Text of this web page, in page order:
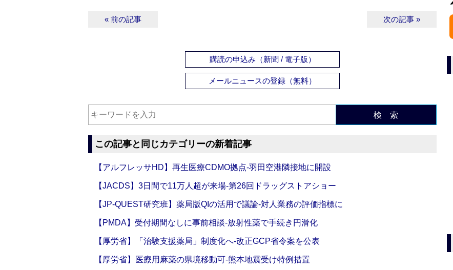
« 前の記事 次の記事 »
購読の申込み（新聞 / 電子版）
メールニュースの登録（無料）
検 索
この記事と同じカテゴリーの新着記事
【アルフレッサHD】再生医療CDMO拠点‐羽田空港隣接地に開設
【JACDS】3日間で11万人超が来場‐第26回ドラッグストアショー
【JP-QUEST研究班】薬局版QIの活用で議論‐対人業務の評価指標に
【PMDA】受付期間なしに事前相談‐放射性薬で手続き円滑化
【厚労省】「治験支援薬局」制度化へ‐改正GCP省令案を公表
【厚労省】医療用麻薬の県境移動可‐熊本地震受け特例措置